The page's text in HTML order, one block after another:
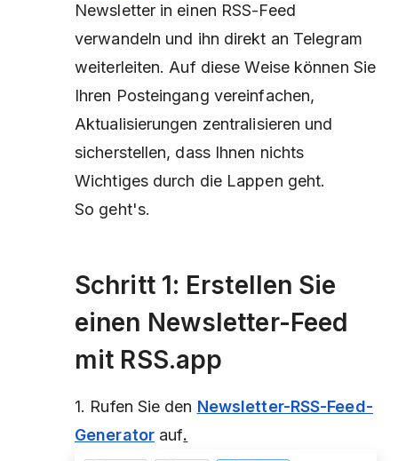
Newsletter in einen RSS-Feed
verwandeln und ihn direkt an Telegram
weiterleiten. Auf diese Weise können Sie
Ihren Posteingang vereinfachen,
Aktualisierungen zentralisieren und
sicherstellen, dass Ihnen nichts
Wichtiges durch die Lappen geht.
So geht's.
Schritt 1: Erstellen Sie
einen Newsletter-Feed
mit RSS.app
1. Rufen Sie den Newsletter-RSS-Feed-
Generatorauf.